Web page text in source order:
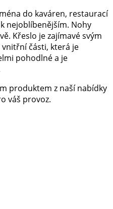
do kaváren, restaurací
nejoblíbenějším. Nohy
Křeslo je zajímavé svým
části, která je
pohodlné a je
produktem z naší nabídky
váš provoz.